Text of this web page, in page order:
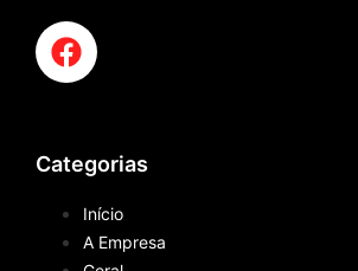
Categorias
Início
A Empresa